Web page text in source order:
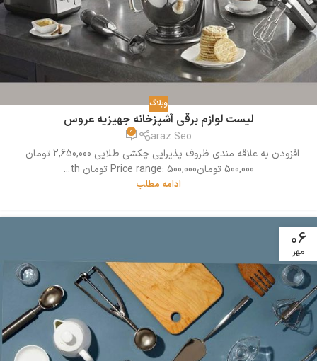
وبلاگ
لیست لوازم برقی آشپزخانه جهیزیه عروس
araz Seo
0
افزودن به علاقه مندی ظروف پذیرایی چکشی طلایی 2,650,000 تومان –
500,000 تومانPrice range: 500,000 تومان th...
ادامه مطلب
06
مهر